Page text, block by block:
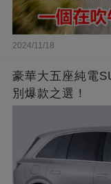
2024/11/18
豪華大五座純電
別爆款之選！